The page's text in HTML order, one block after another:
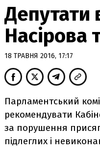
Депутати
Насірова
18 ТРАВНЯ 2016, 17:17
Парламентський
рекомендувати
за порушення
підлеглих і